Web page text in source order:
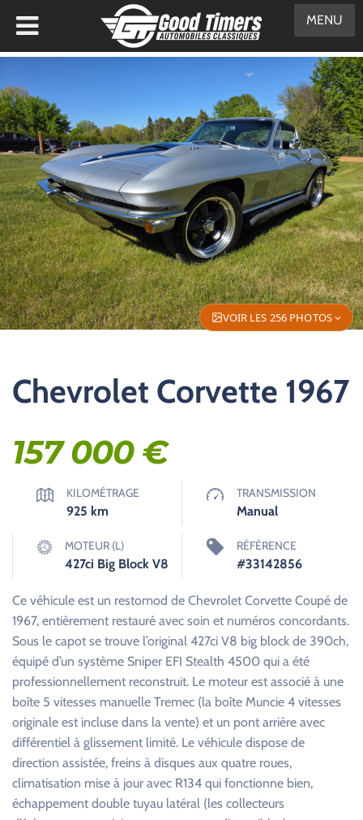
VOIR LES 256 PHOTOS
Chevrolet Corvette 1967
157 000€
KILOMÉTRAGE
925 km
TRANSMISSION
Manual
MOTEUR (L)
427ci Big Block V8
RÉFÉRENCE
#33142856
Ce véhicule est un restomod de Chevrolet Corvette Coupé de
1967, entièrement restauré avec soin et numéros concordants.
Sous le capot se trouve l’original 427ci V8 big block de 390ch,
équipé d’un système Sniper EFI Stealth 4500 qui a été
professionnellement reconstruit. Le moteur est associé à une
boîte 5 vitesses manuelle Tremec (la boîte Muncie 4 vitesses
originale est incluse dans la vente) et un pont arrière avec
différentiel à glissement limité. Le véhicule dispose de
direction assistée, freins à disques aux quatre roues,
climatisation mise à jour avec R134 qui fonctionne bien,
échappement double tuyau latéral (les collecteurs
MENU